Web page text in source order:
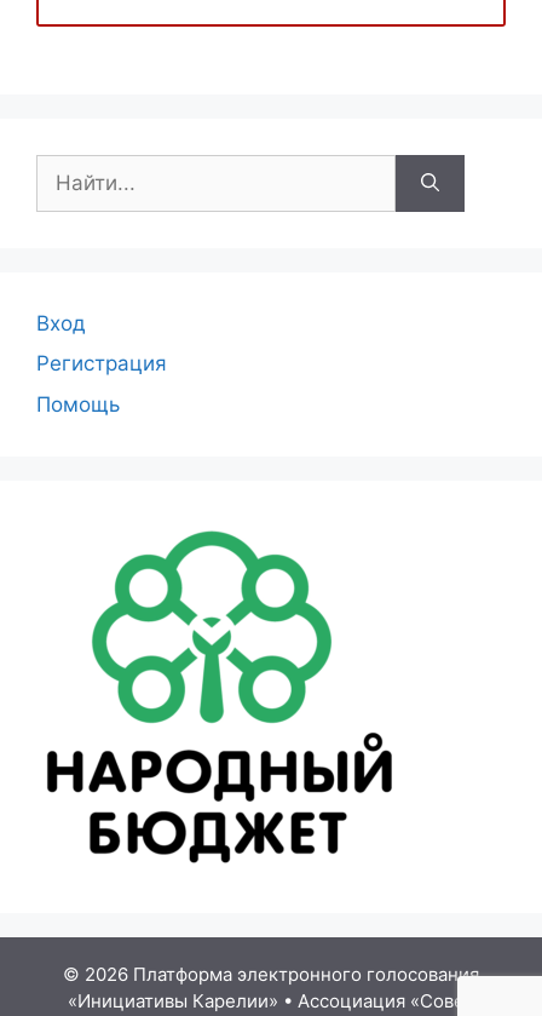
Вход
Регистрация
Помощь
© 2026 Платформа электронного голосования
«Инициативы Карелии» • Ассоциация «Совет